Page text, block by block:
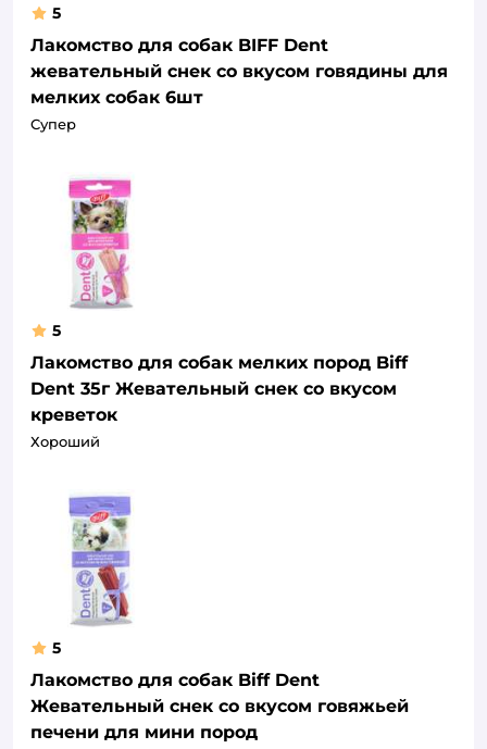
5
Лакомство для собак BIFF Dent
жевательный снек со вкусом говядины для
мелких собак 6шт
Супер
5
Лакомство для собак мелких пород Biff
Dent 35г Жевательный снек со вкусом
креветок
Хороший
5
Лакомство для собак Biff Dent
Жевательный снек со вкусом говяжьей
печени для мини пород